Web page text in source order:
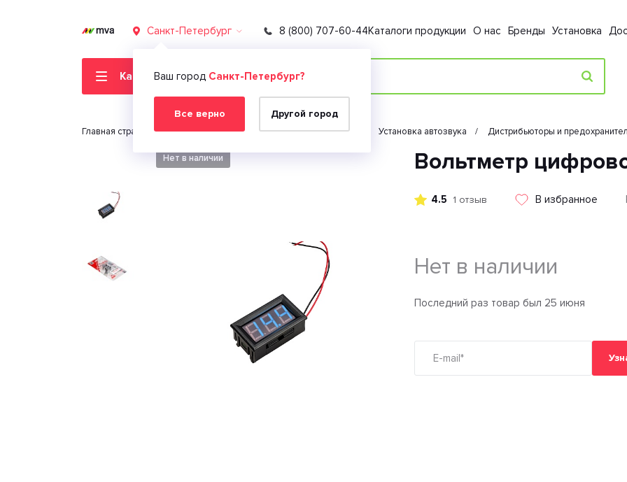
Санкт-Петербург
Ваш город Санкт-Петербург?
Все верно Другой город
8 (800) 707-60-44Каталоги продукции О нас Бренды Установка
Каталог товаров
Главная страница Автомобильная электроника Автозвук Установка автозвука Дистрибьюторы и
Нет в наличии Вольтметр
4.5 1 отзыв В избранное
Нет в наличии
Последний раз товар был 25 июня